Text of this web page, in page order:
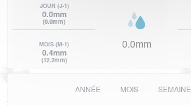
JOUR (J-1)
0.0mm
(0.0mm)
MOIS(M-1)
0.4mm
(12.2mm)
0.0mm
ANNÉE MOIS SEMAINE